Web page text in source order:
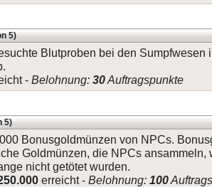
5)
Blutproben bei den Sumpfwesen
- Belohnung: 30Auftragspunkte
5)
Bonusgoldmünzen von NPCs.
Goldmünzen, die NPCs ansammeln,
nicht getötet wurden.
erreicht - Belohnung: 100